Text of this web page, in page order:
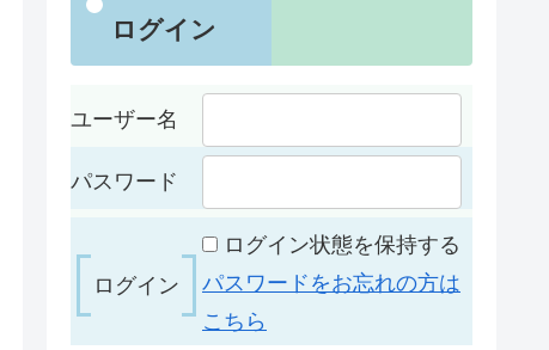
ログイン
ユーザー名
パスワード
ログイン状態を保持する
パスワードをお忘れの方は
こちら